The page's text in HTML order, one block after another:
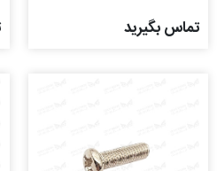
تماس بگیرید